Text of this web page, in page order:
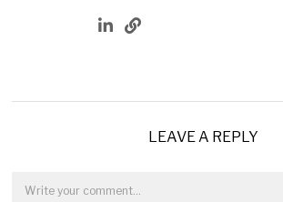
LEAVE A REPLY